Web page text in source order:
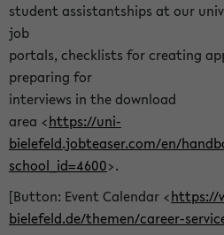
student assistantships at our
job
portals, checklists for creating
preparing for
interviews in the download
area <https://uni-
bielefeld.jobteaser.com/en/
school_id=4600>.
[Button: Event Calendar <https://
bielefeld.de/themen/career-